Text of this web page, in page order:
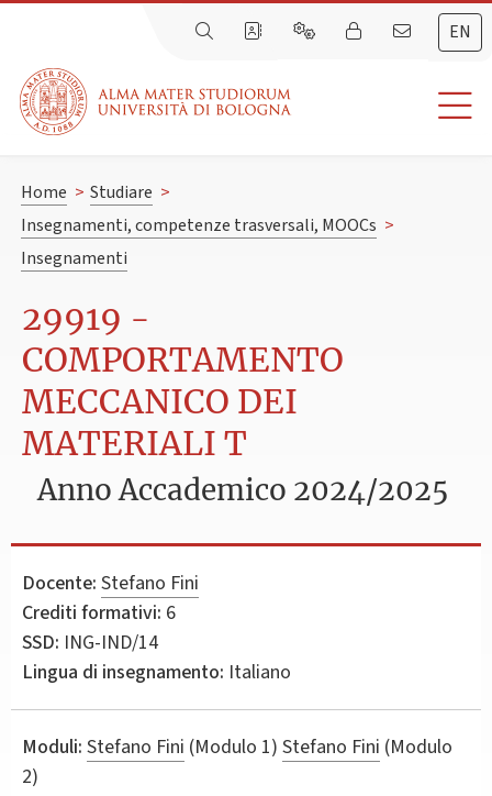
EN
Home > Studiare >
Insegnamenti, competenze trasversali, MOOCs >
Insegnamenti
29919 -
COMPORTAMENTO
MECCANICO DEI
MATERIALI T
Anno Accademico 2024/2025
Docente: Stefano Fini
Crediti formativi: 6
SSD: ING-IND/14
Lingua di insegnamento: Italiano
Moduli: Stefano Fini (Modulo 1) Stefano Fini (Modulo
2)